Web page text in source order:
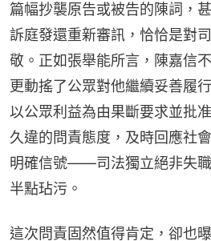
篇幅抄襲原告或被告的陳詞，
訴庭發還重新審訊，恰恰是對
敬。正如張舉能所言，陳嘉信
更動搖了公眾對他繼續妥善履
以公眾利益為由果斷要求並批
久違的問責態度，及時回應社
明確信號——司法獨立絕非失
半點玷污。
這次問責固然值得肯定，卻也